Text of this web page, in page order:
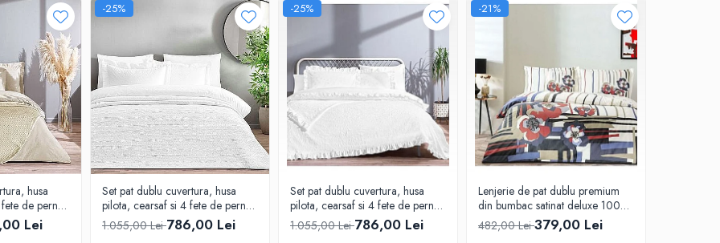
husa
de perna,
Jacquard,
Lei
-25%
Set pat dublu cuvertura, husa
pilota, cearsaf si 4 fete de perna,
bumbac satinat tesatura Jacquard,
TAC Bellamy
1.055,00 Lei786,00 Lei
-25%
Set pat dublu cuvertura, husa
pilota, cearsaf si 4 fete de perna,
bumbac satinat tesatura Jacquard,
TAC Octavia
1.055,00 Lei786,00 Lei
-21%
Lenjerie de pat dublu premium
din bumbac satinat deluxe 100%
TAC, Vanessa
482,00 Lei379,00 Lei